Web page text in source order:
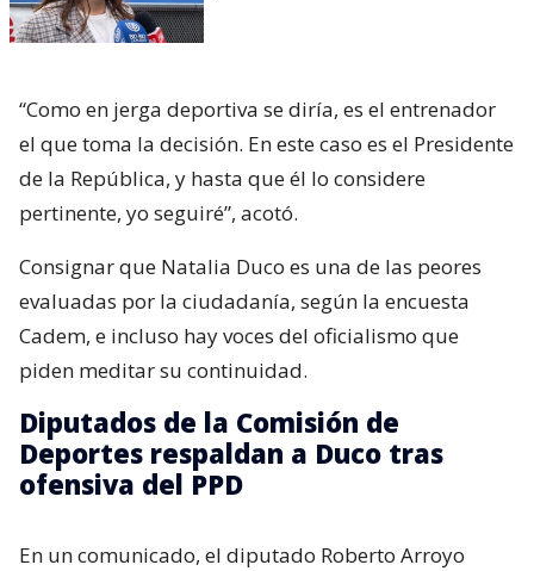
“Como en jerga deportiva se diría, es el entrenador
el que toma la decisión. En este caso es el Presidente
de la República, y hasta que él lo considere
pertinente, yo seguiré”, acotó.
Consignar que Natalia Duco es una de las peores
evaluadas por la ciudadanía, según la encuesta
Cadem, e incluso hay voces del oficialismo que
piden meditar su continuidad.
Diputados de la Comisión de
Deportes respaldan a Duco tras
ofensiva del PPD
En un comunicado, el diputado Roberto Arroyo